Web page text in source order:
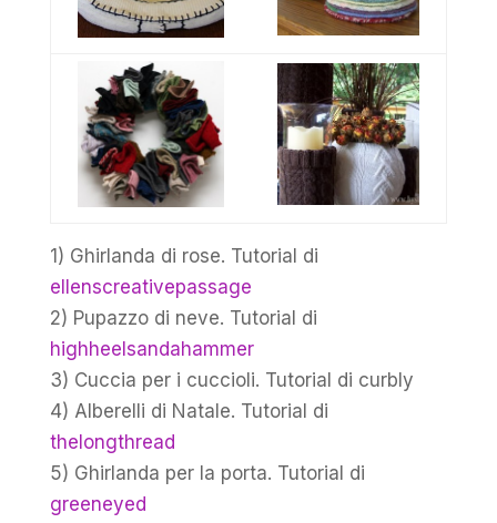
1) Ghirlanda di rose. Tutorial di
ellenscreativepassage
2) Pupazzo di neve. Tutorial di
highheelsandahammer
3) Cuccia per i cuccioli. Tutorial di curbly
4) Alberelli di Natale. Tutorial di
thelongthread
5) Ghirlanda per la porta. Tutorial di
greeneyed